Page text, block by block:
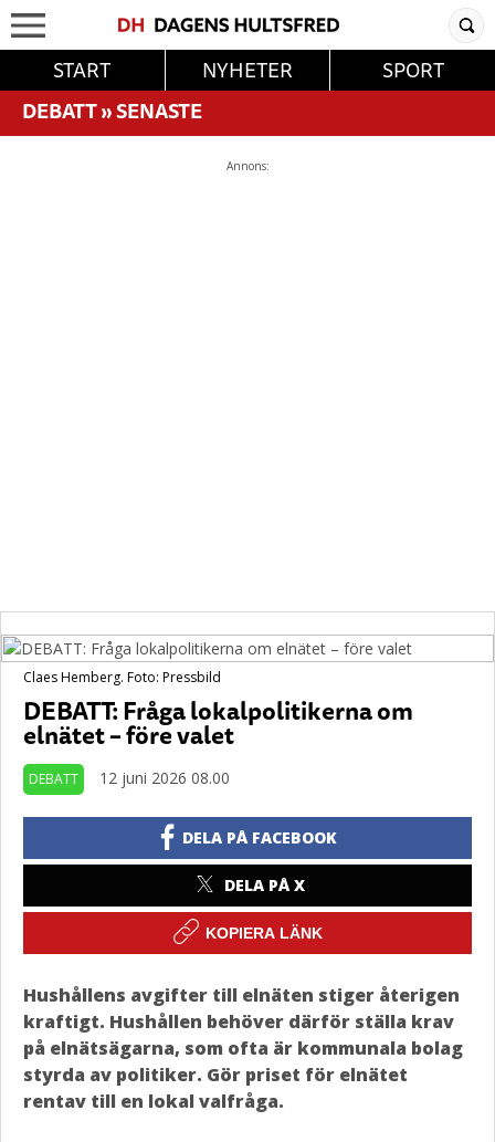
START NYHETER
SPORT
DEBATT»SENASTE
Annons:
Claes Hemberg. Foto: Pressbild
DEBATT: Fråga lokalpolitikerna om
elnätet – före valet
DEBATT 12 juni 2026 08.00
DELA PÅ FACEBOOK
DELA PÅ X
KOPIERA LÄNK
Hushållens avgifter till elnäten stiger återigen
kraftigt. Hushållen behöver därför ställa krav
på elnätsägarna, som ofta är kommunala bolag
styrda av politiker. Gör priset för elnätet
rentav till en lokal valfråga.